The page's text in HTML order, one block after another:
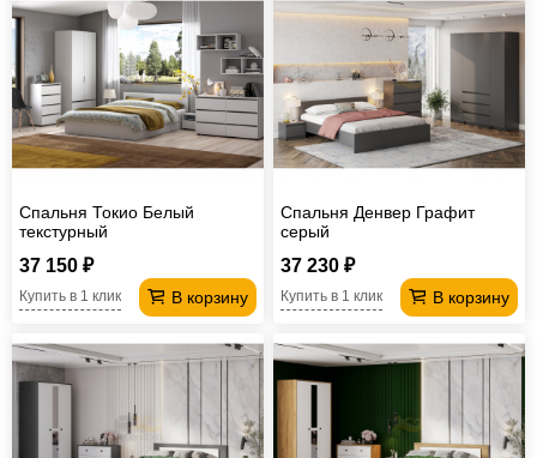
Спальня Токио Белый
текстурный
37 150 ₽
В корзину
Купить в 1 клик
Спальня Денвер Графит
серый
37 230 ₽
В корзину
Купить в 1 клик